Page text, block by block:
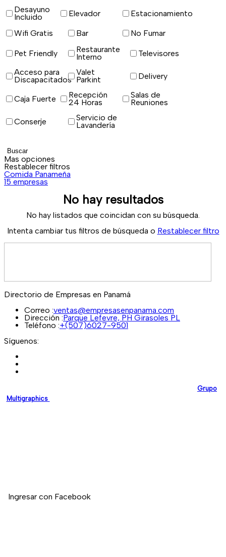
Desayuno
Incluido Elevador Estacionamiento
Wifi Gratis Bar No Fumar
Pet Friendly Restaurante
Interno
Televisores
Acceso para
Discapacitados
Valet
Parkint Delivery
Caja Fuerte Recepción
24 Horas
Salas de
Reuniones
Conserje
Servicio de
Lavandería
Buscar
Mas opciones
Restablecer filtros
Comida Panameña
15 empresas
No hay resultados
No hay listados que coincidan con su búsqueda.
Intenta cambiar tus filtros de búsqueda o Restablecer filtro
Directorio de Empresas en Panamá
Correo :ventas@empresasenpanama.com
Dirección :Parque Lefevre, PH Girasoles PL
Teléfono :+(507)6027-9501
Síguenos:
Grupo
Multigraphics
Ingresar con Facebook